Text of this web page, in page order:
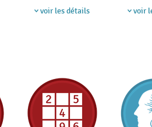
voir les détails voir